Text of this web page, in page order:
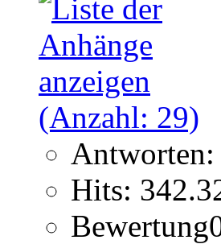
Antworten:
Hits: